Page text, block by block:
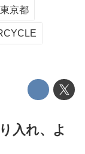
東京都
入れ、よ